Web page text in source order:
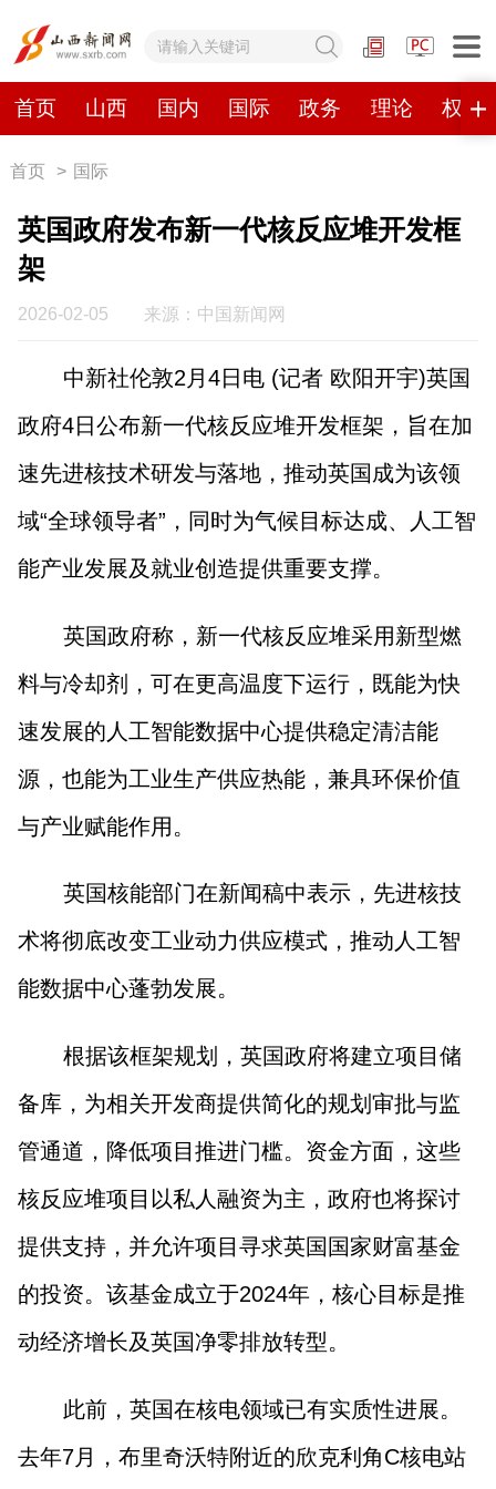
首页 山西 国内 国际 政务 理论 权威
网站地图
首页
政务 理论 权威发布 原创
山西视觉志
山西市场导报 山西法治报
晋中 阳泉 长治 晋城
临汾 运城
行业频道
教育 法治 三农
首页 > 国际
英国政府发布新一代核反应堆开发框
架
2026-02-05 来源：中国新闻网
中新社伦敦2月4日电 (记者 欧阳开宇)英国
政府4日公布新一代核反应堆开发框架，旨在加
速先进核技术研发与落地，推动英国成为该领
域“全球领导者”，同时为气候目标达成、人工智
能产业发展及就业创造提供重要支撑。
英国政府称，新一代核反应堆采用新型燃
料与冷却剂，可在更高温度下运行，既能为快
速发展的人工智能数据中心提供稳定清洁能
源，也能为工业生产供应热能，兼具环保价值
与产业赋能作用。
英国核能部门在新闻稿中表示，先进核技
术将彻底改变工业动力供应模式，推动人工智
能数据中心蓬勃发展。
根据该框架规划，英国政府将建立项目储
备库，为相关开发商提供简化的规划审批与监
管通道，降低项目推进门槛。资金方面，这些
核反应堆项目以私人融资为主，政府也将探讨
提供支持，并允许项目寻求英国国家财富基金
的投资。该基金成立于2024年，核心目标是推
动经济增长及英国净零排放转型。
此前，英国在核电领域已有实质性进展。
去年7月，布里奇沃特附近的欣克利角C核电站